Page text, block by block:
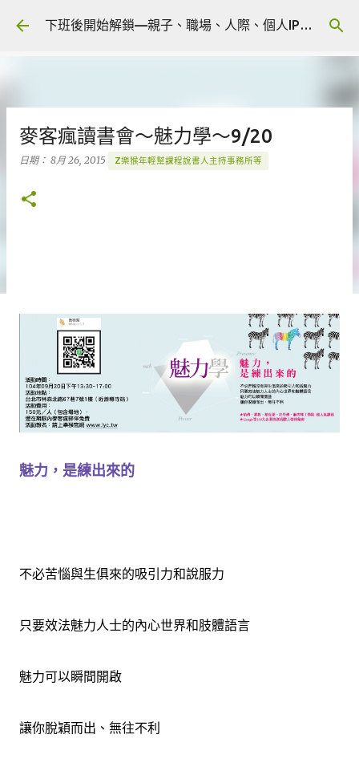
跳到主要內容 下班後開始解鎖—親子、職場、人際、個人IP 🎧 Podcast
麥客瘋讀書會～魅力學～9/20
日期： 8月 26, 2015 Z樂猴年輕幫課程說書人主持事務所等
魅力，是練出來的
不必苦惱與生俱來的吸引力和說服力
只要效法魅力人士的內心世界和肢體語言
魅力可以瞬間開啟
讓你脫穎而出、無往不利